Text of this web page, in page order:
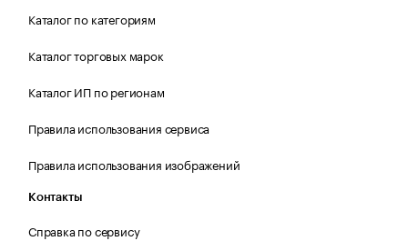
Каталог по категориям
Каталог торговых марок
Каталог ИП по регионам
Правила использования сервиса
Правила использования изображений
Контакты
Справка по сервису